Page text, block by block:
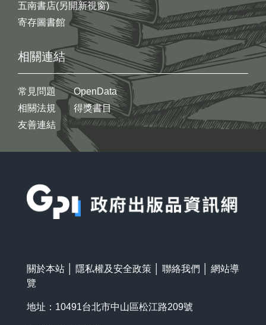
五南書店(另開新視窗)
寄存圖書館
相關連結
常見問題
相關法規
友善連結
OpenData
得獎書目
關於本站 隱私權及安全政策 聯絡我們
網站導
覽
地址：10491台北市中山區松江路209號